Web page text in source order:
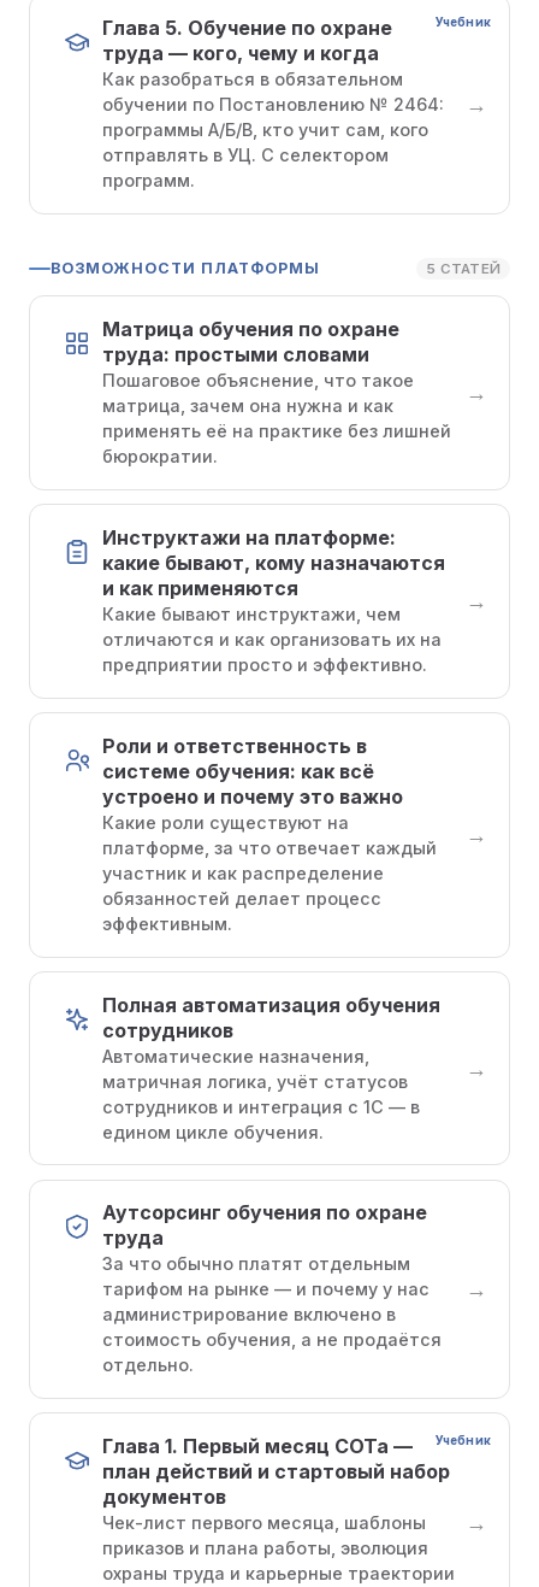
Учебник
Глава 5. Обучение по охране
труда — кого, чему и когда
Как разобраться в обязательном
обучении по Постановлению № 2464:
программы А/Б/В, кто учит сам, кого
отправлять в УЦ. С селектором
программ.
→
ВОЗМОЖНОСТИ ПЛАТФОРМЫ 5 СТАТЕЙ
Матрица обучения по охране
труда: простыми словами
Пошаговое объяснение, что такое
матрица, зачем она нужна и как
применять её на практике без лишней
бюрократии.
→
Инструктажи на платформе:
какие бывают, кому назначаются
и как применяются
Какие бывают инструктажи, чем
отличаются и как организовать их на
предприятии просто и эффективно.
→
Роли и ответственность в
системе обучения: как всё
устроено и почему это важно
Какие роли существуют на
платформе, за что отвечает каждый
участник и как распределение
обязанностей делает процесс
эффективным.
→
Полная автоматизация обучения
сотрудников
Автоматические назначения,
матричная логика, учёт статусов
сотрудников и интеграция с 1С — в
едином цикле обучения.
→
Аутсорсинг обучения по охране
труда
За что обычно платят отдельным
тарифом на рынке — и почему у нас
администрирование включено в
стоимость обучения, а не продаётся
отдельно.
→
Учебник
Глава 1. Первый месяц СОТа —
план действий и стартовый набор
документов
Чек-лист первого месяца, шаблоны
приказов и плана работы, эволюция
охраны труда и карьерные траектории
→